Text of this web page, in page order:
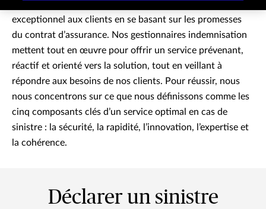
exceptionnel aux clients en se basant sur les promesses
du contrat d’assurance. Nos gestionnaires indemnisation
mettent tout en œuvre pour offrir un service prévenant,
réactif et orienté vers la solution, tout en veillant à
répondre aux besoins de nos clients. Pour réussir, nous
nous concentrons sur ce que nous définissons comme les
cinq composants clés d’un service optimal en cas de
sinistre : la sécurité, la rapidité, l’innovation, l’expertise et
la cohérence.
Déclarer un sinistre